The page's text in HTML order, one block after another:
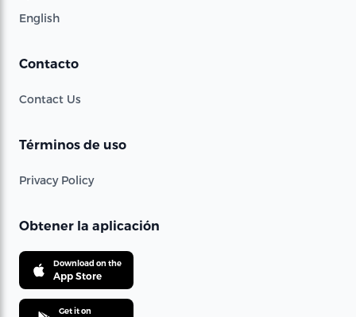
English
Contacto
Contact Us
Términos de uso
Privacy Policy
Obtener la aplicación
Download on the
App Store
Get it on